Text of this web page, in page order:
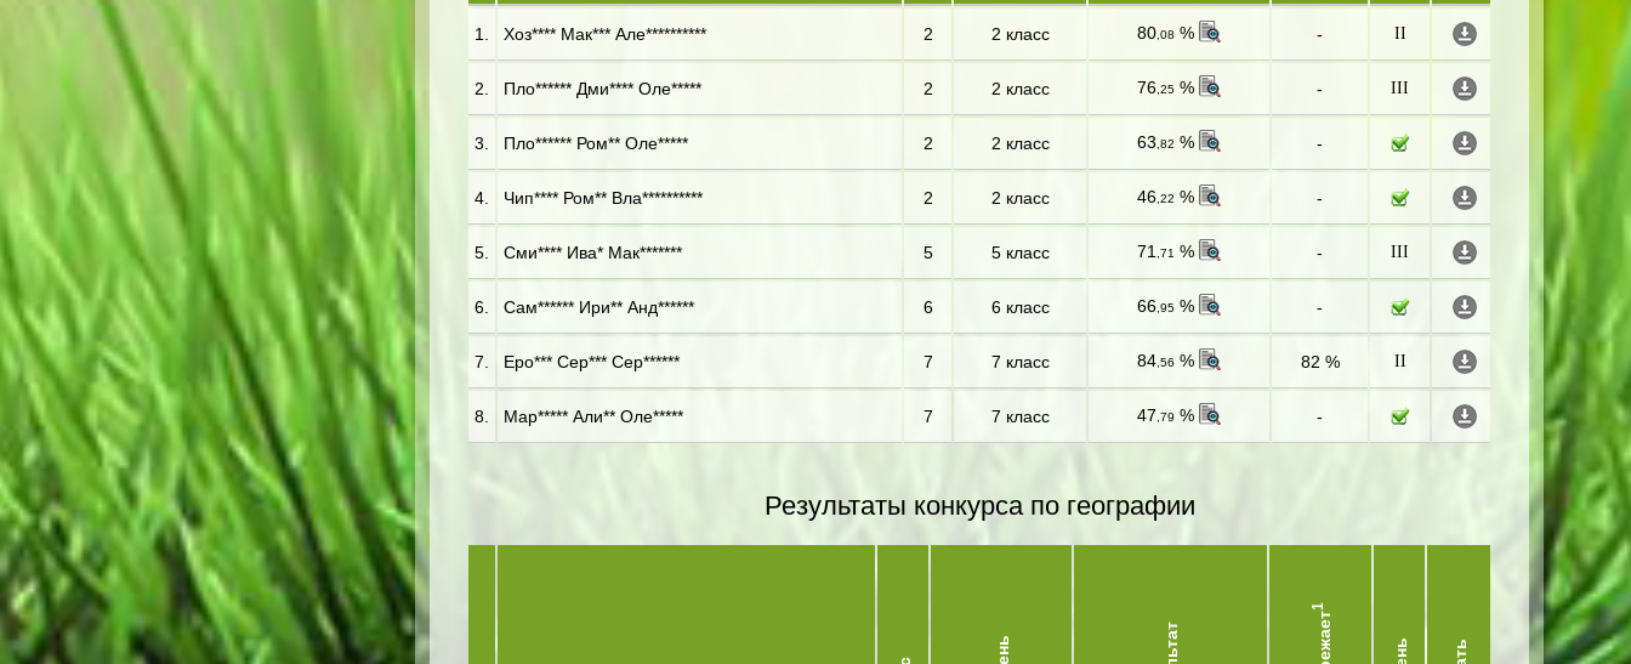
1. Хоз**** Мак*** Але********** 2 2 класс 80 ,08 % - II
2. Пло****** Дми**** Оле***** 2 2 класс 76 ,25 % - III
3. Пло****** Ром** Оле***** 2 2 класс 63 ,82 % -
4. Чип**** Ром** Вла********** 2 2 класс 46 ,22 % -
5. Сми**** Ива* Мак******* 5 5 класс 71 ,71 % - III
6. Сам****** Ири** Анд****** 6 6 класс 66 ,95 % -
7. Еро*** Сер*** Сер****** 7 7 класс 84 ,56 % 82 % II
8. Мар***** Али** Оле***** 7 7 класс 47 ,79 % -
Результаты конкурса по географии
1